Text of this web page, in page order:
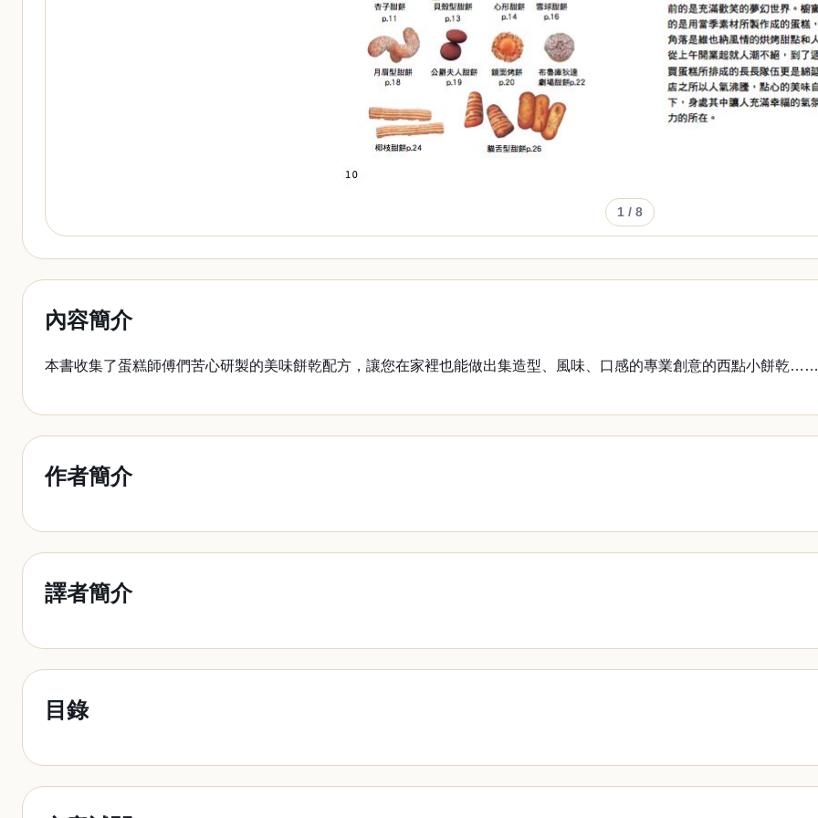
1 / 8
內容簡介
本書收集了蛋糕師傅們苦心研製的美味餅乾配方，讓您在家裡也能做出集造型、風味、口感的專業創意的西點小餅乾……
作者簡介
譯者簡介
目錄